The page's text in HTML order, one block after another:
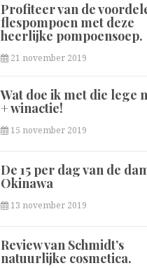
Profiteer van de
flespompoen met deze
heerlijke pompoensoep.
21 november 2019
Wat doe ik met die lege
+ winactie!
15 november 2019
De 15 per dag van de
Okinawa
13 november 2019
Review van Schmidt’s
natuurlijke cosmetica.